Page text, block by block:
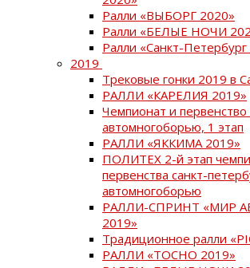
Ралли «ВЫБОРГ 2020»
Ралли «БЕЛЫЕ НОЧИ
Ралли «Санкт-
2019
Трековые гонки 2019 в
РАЛЛИ «КАРЕЛИЯ 2019»
Чемпионат и
автомногоборью, 1 этап
РАЛЛИ «ЯККИМА 2019»
ПОЛИТЕХ 2-й этап
первенства санкт-
автомногоборью
РАЛЛИ-СПРИНТ «МИР
2019»
Традиционное ралли
РАЛЛИ «ТОСНО 2019»